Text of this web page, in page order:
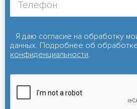
Я даю согласие на обработку
данных. Подробнее об
конфиденциальности.